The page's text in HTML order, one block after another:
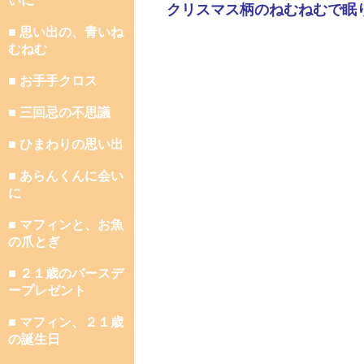
■ 思い出の、青いね
むねむ
■ お手手クロス
■ 三回忌の不思議
■ ひまわりの思い出
■ あらんくんに会い
に
■ マフィンと、お魚
の爪とぎ
■ ２１歳のバースデ
ープレゼント
■ マフィン、２１歳
の誕生日
クリスマス柄のねむねむで眠